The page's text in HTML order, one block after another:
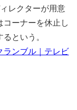
レクターが用意
コーナーを休止し
という。
ランブル｜テレビ